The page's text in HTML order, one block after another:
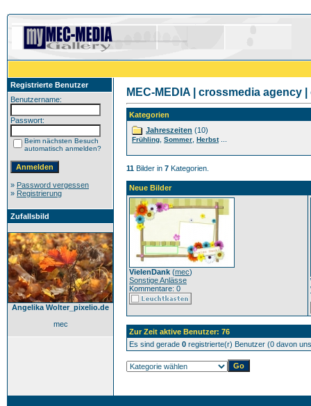
Registrierte Benutzer
Benutzername:
Passwort:
Beim nächsten Besuch
automatisch anmelden?
» Password vergessen
» Registrierung
Zufallsbild
Angelika Wolter_pixelio.de
mec
MEC-MEDIA | crossmedia
Kategorien
Jahreszeiten (10)
Frühling Sommer Herbst...
11 Bilder in 7 Kategorien.
Neue Bilder
VielenDank (mec)
Sonstige Anlässe
Kommentare: 0
Zur Zeit aktive Benutzer: 76
Es sind gerade 0 registrierte(r) Benutzer (0 davon